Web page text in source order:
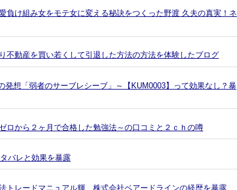
負け組み女をモテ女に変える秘訣をつくった野渡 久夫の真実！ネ
不動産を買い若くして引退した方法の方法を体験したブログ
発想「弱者のサーブレシーブ」～【KUM0003】って効果なし？暴
から２ヶ月で合格した勉強法～の口コミと２ｃｈの噂
バレと効果を暴露
トレードマニュアル輝 株式会社ベアードラインの経歴を暴露